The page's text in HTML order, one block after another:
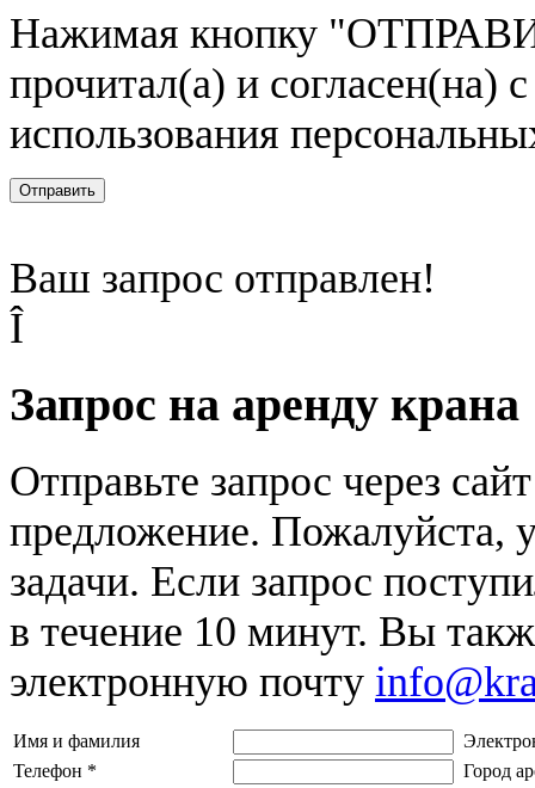
Нажимая кнопку
прочитал(а) и согласен(на)
использования
Отправить
Ваш запрос отправлен!
Î
Запрос на аренду крана
Отправьте запрос через
предложение. Пожалуйста,
задачи. Если запрос
в течение 10 минут. Вы
электронную почту
Имя и фамилия
Телефон *
Город